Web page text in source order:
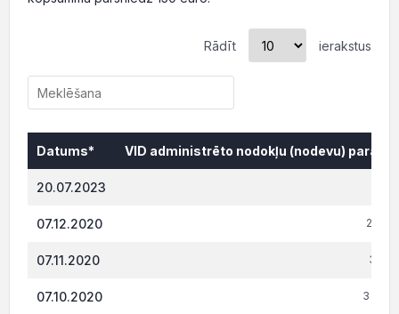
Rādīt ierakstus
Datums*
VID administrēto nodokļu (nodevu)
20.07.2023
07.12.2020 2
07.11.2020 3
07.10.2020 3